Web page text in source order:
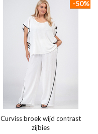
Curviss broek wijd contrast
zijbies
-50%